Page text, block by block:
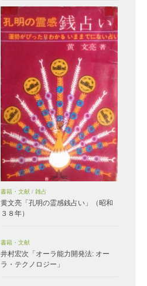
書籍・文献 / 雑占
黄文亮「孔明の霊感銭占い」（昭和
３８年）
書籍・文献
井村宏次「オーラ能力開発法: オー
ラ・テクノロジー」